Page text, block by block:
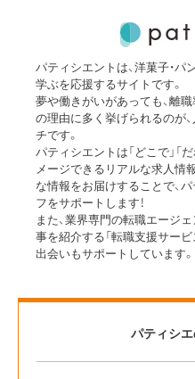
パティシエントは、洋菓子・
学ぶを応援するサイトです。
夢や働きがいがあっても、離
の理由に多く挙げられるのが
チです。
パティシエントは「どこで」「
メージできるリアルな求人情
な情報をお届けすることで、パ
フをサポートします！
また、業界専門の転職エージ
事を紹介する「転職支援サー
出会いもサポートしています。
パティシ